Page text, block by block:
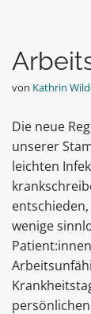
von Kathrin
Die neue
unserer
leichten
wenige